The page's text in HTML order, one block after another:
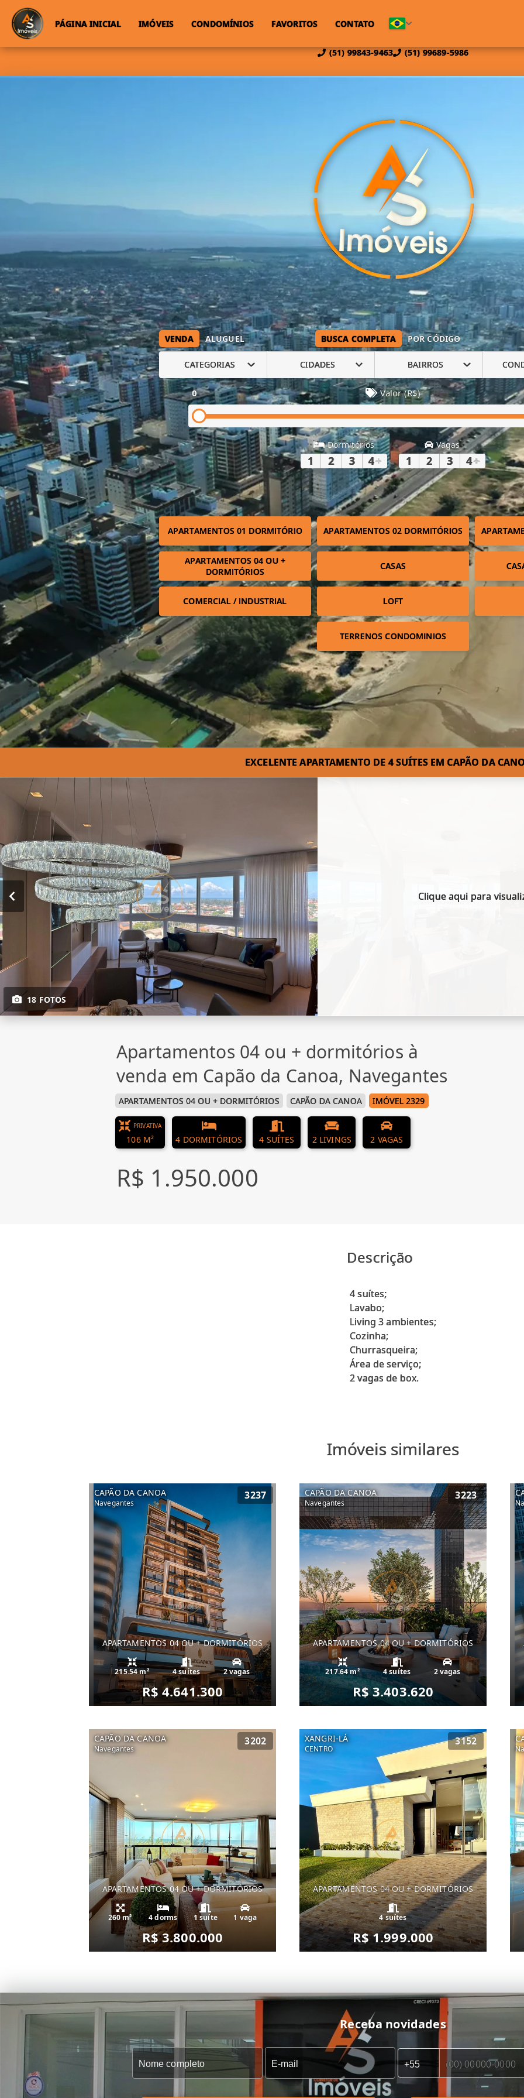
(51) 99843-9463 (51) 99689-5986
PÁGINA INICIAL IMÓVEIS CONDOMÍNIOS FAVORITOS CONTATO
VENDA ALUGUEL BUSCA COMPLETA POR CÓDIGO
CATEGORIAS CIDADES BAIRROS
0 Valor (R$)
Dormitórios
1 2 3 4+
Vagas
1 2 3 4+
APARTAMENTOS 01 DORMITÓRIO APARTAMENTOS 02 DORMITÓRIOS
APARTAMENTOS 04 OU +
DORMITÓRIOS
CASAS
COMERCIAL / INDUSTRIAL LOFT
TERRENOS CONDOMINIOS
EXCELENTE APARTAMENTO DE 4 SUÍTES EM CAPÃO DA
18 FOTOS
Clique aqui para
Apartamentos 04 ou + dormitórios à
venda em Capão da Canoa, Navegantes
APARTAMENTOS 04 OU + DORMITÓRIOS CAPÃO DA CANOA IMÓVEL 2329
PRIVATIVA
106 M² 4 DORMITÓRIOS 4 SUÍTES 2 LIVINGS 2 VAGAS
R$ 1.950.000
Descrição
4 suítes;
Lavabo;
Living 3 ambientes;
Cozinha;
Churrasqueira;
Área de serviço;
Imóveis similares
CAPÃO DA CANOA
Navegantes
3237
APARTAMENTOS 04 OU + DORMITÓRIOS
215.54 m² 4 suítes 2 vagas
R$ 4.641.300
CAPÃO DA CANOA
Navegantes
3223
APARTAMENTOS 04 OU + DORMITÓRIOS
217.64 m² 4 suítes 2 vagas
R$ 3.403.620
CAPÃO DA CANOA
Navegantes
3202
APARTAMENTOS 04 OU + DORMITÓRIOS
260 m² 4 dorms 1 suíte 1 vaga
R$ 3.800.000
XANGRI-LÁ
CENTRO
3152
APARTAMENTOS 04 OU + DORMITÓRIOS
4 suítes
R$ 1.999.000
Receba novidades